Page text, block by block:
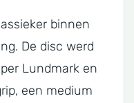
binnen
De disc werd
Lundmark en
een medium